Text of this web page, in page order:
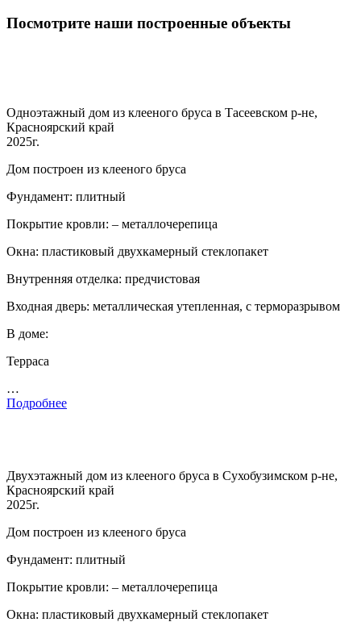
Посмотрите наши построенные объекты
Одноэтажный дом из клееного бруса в Тасеевском р-не,
Красноярский край
2025г.
Дом построен из клееного бруса
Фундамент: плитный
Покрытие кровли: – металлочерепица
Окна: пластиковый двухкамерный стеклопакет
Внутренняя отделка: предчистовая
Входная дверь: металлическая утепленная, с терморазрывом
В доме:
Терраса
…
Подробнее
Двухэтажный дом из клееного бруса в Сухобузимском р-не,
Красноярский край
2025г.
Дом построен из клееного бруса
Фундамент: плитный
Покрытие кровли: – металлочерепица
Окна: пластиковый двухкамерный стеклопакет